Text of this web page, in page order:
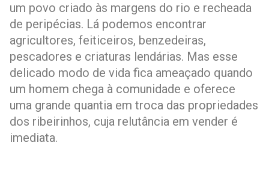
um povo criado às margens do rio e recheada
de peripécias. Lá podemos encontrar
agricultores, feiticeiros, benzedeiras,
pescadores e criaturas lendárias. Mas esse
delicado modo de vida fica ameaçado quando
um homem chega à comunidade e oferece
uma grande quantia em troca das propriedades
dos ribeirinhos, cuja relutância em vender é
imediata.